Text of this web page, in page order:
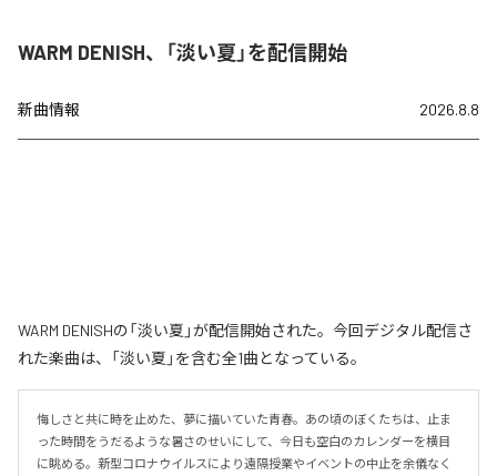
WARM DENISH、「淡い夏」を配信開始
新曲情報 2026.8.8
WARM DENISHの「淡い夏」が配信開始された。今回デジタル配信さ
れた楽曲は、「淡い夏」を含む全1曲となっている。
悔しさと共に時を止めた、夢に描いていた青春。あの頃のぼくたちは、止ま
った時間をうだるような暑さのせいにして、今日も空白のカレンダーを横目
に眺める。新型コロナウイルスにより遠隔授業やイベントの中止を余儀なく